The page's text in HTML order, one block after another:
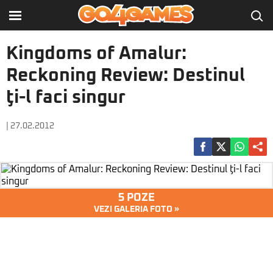
Kingdoms of Amalur:
Reckoning Review: Destinul
ţi-l faci singur
| 27.02.2012
5 POZE
VEZI GALERIA FOTO »